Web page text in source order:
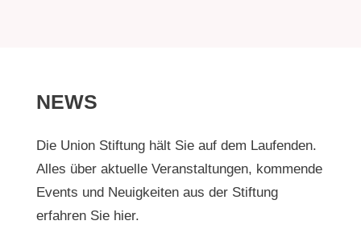
NEWS
Die Union Stiftung hält Sie auf dem Laufenden.
Alles über aktuelle Veranstaltungen, kommende
Events und Neuigkeiten aus der Stiftung
erfahren Sie hier.